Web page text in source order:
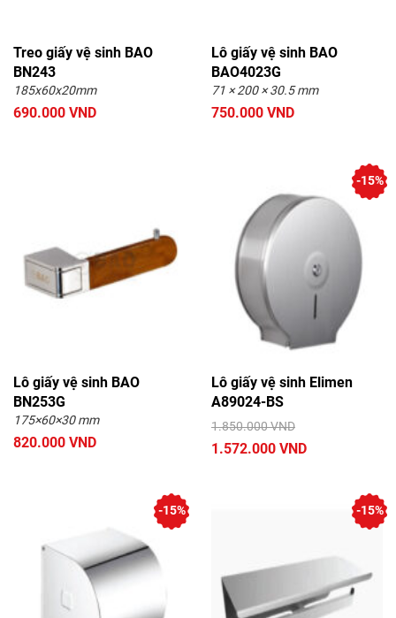
Treo giấy vệ sinh BAO
BN243
185x60x20mm
690.000 VND
Lô giấy vệ sinh BAO
BAO4023G
71 × 200 × 30.5 mm
750.000 VND
Lô giấy vệ sinh BAO
BN253G
175×60×30 mm
820.000 VND
Lô giấy vệ sinh Elimen
A89024-BS
1.850.000 VND
1.572.000 VND
-15%
-15% -15%